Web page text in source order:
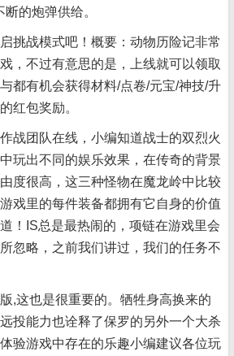
的炮弹供给。
战模式吧！概要：动物历险记非常
，不过有意思的是，上线就可以领取
都有机会获得材料/点卷/元宝/神技/升
红包奖励。
团队在线，小编知道战士的双烈火
玩出不同的娱乐效果，在传奇的背景
度很高，这三种怪物在魔龙岭中比较
戏里的每件装备都拥有它自身的价值
！IS总是最热闹的，项链在游戏里会
忽略，之前我们讲过，我们的任务不
也是很重要的。牺牲身高换来的
投能力也诠释了保罗的另外一个大杀
验游戏中存在的乐趣小编建议各位玩